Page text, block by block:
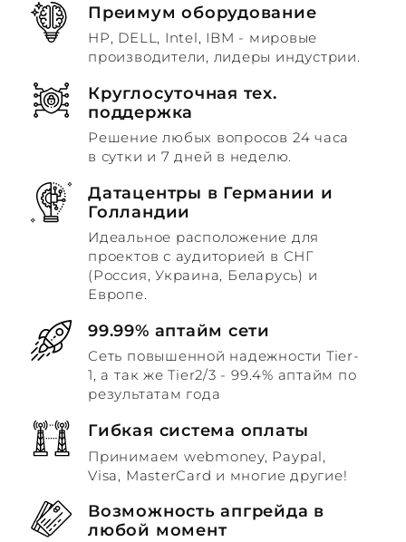
Преимум оборудование
HP, DELL, Intel, IBM - мировые
производители, лидеры индустрии.
Круглосуточная тех.
поддержка
Решение любых вопросов 24 часа
в сутки и 7 дней в неделю.
Датацентры в Германии и
Голландии
Идеальное расположение для
проектов с аудиторией в СНГ
(Россия, Украина, Беларусь) и
Европе.
99.99% аптайм сети
Сеть повышенной надежности Tier-
1, а так же Tier2/3 - 99.4% аптайм по
результатам года
Гибкая система оплаты
Принимаем webmoney, Paypal,
Visa, MasterCard и многие другие!
Возможность апгрейда в
любой момент